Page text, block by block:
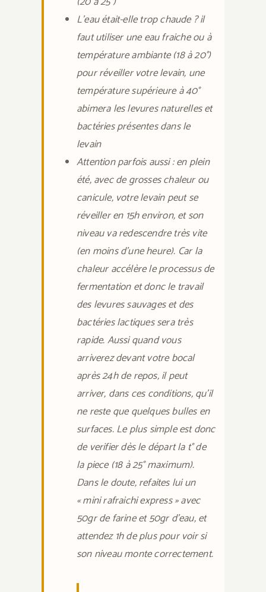
L’eau était-elle trop chaude ? il
faut utiliser une eau fraiche ou à
température ambiante (18 à 20°)
pour réveiller votre levain, une
température supérieure à 40°
abimera les levures naturelles et
bactéries présentes dans le
levain
Attention parfois aussi : en plein
été, avec de grosses chaleur ou
canicule, votre levain peut se
réveiller en 15h environ, et son
niveau va redescendre très vite
(en moins d’une heure). Car la
chaleur accélère le processus de
fermentation et donc le travail
des levures sauvages et des
bactéries lactiques sera très
rapide. Aussi quand vous
arriverez devant votre bocal
après 24h de repos, il peut
arriver, dans ces conditions, qu’il
ne reste que quelques bulles en
surfaces. Le plus simple est donc
de verifier dès le départ la t° de
la piece (18 à 25° maximum).
Dans le doute, refaites lui un
« mini rafraichi express » avec
50gr de farine et 50gr d’eau, et
attendez 1h de plus pour voir si
son niveau monte correctement.